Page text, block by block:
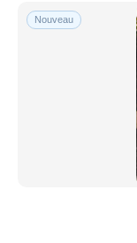
Nouveau